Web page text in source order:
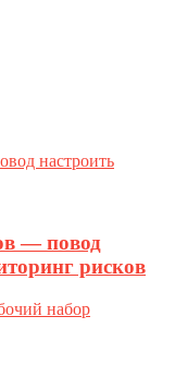
— повод
рисков